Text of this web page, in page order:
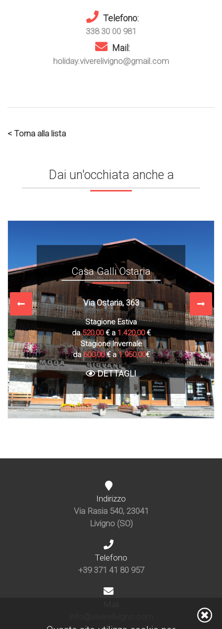
Telefono:
338 30 00 981
Mail:
holiday.viverelivigno@gmail.com
< Torna alla lista
Dai un'occhiata anche a
Chalet Alpine Dream
Via Bondi, 156/b
Stagione Estiva
da840,00 € a2.300,00
Stagione Invernale
da980,00€ a3.800,00€
DETTAGLI
Indirizzo
Via Rasia 540, 23041
Livigno (SO)
Telefono
+39 371 41 80 957